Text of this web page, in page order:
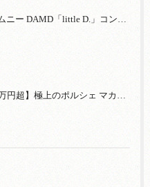
【即納可】ジムニー DAMD「little D.」コンプリート！登録済未使用車あり
【豪華OP 200万円超】極上のポルシェ マカンが入荷！注目のオプション装備